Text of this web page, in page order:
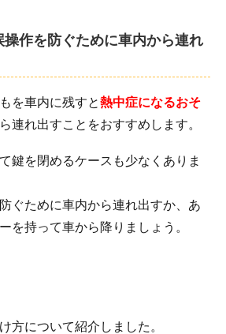
作を防ぐために車内から連れ
を車内に残すと熱中症になるおそ
連れ出すことをおすすめします。
鍵を閉めるケースも少なくありま
ぐために車内から連れ出すか、あ
を持って車から降りましょう。
方について紹介しました。